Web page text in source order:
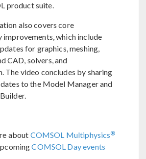
product suite.
also covers core
which include
for graphics, meshing,
CAD, solvers, and
The video concludes by sharing
to the Model Manager and
about COMSOL Multiphysics®
COMSOL Day events